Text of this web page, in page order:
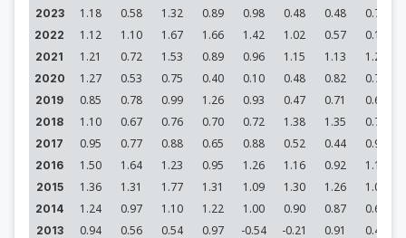
2023 1.18 0.58 1.32 0.89 0.98 0.48 0.48 0.70
2022 1.12 1.10 1.67 1.66 1.42 1.02 0.57 0.15
2021 1.21 0.72 1.53 0.89 0.96 1.15 1.13 1.26
2020 1.27 0.53 0.75 0.40 0.10 0.48 0.82 0.73
2019 0.85 0.78 0.99 1.26 0.93 0.47 0.71 0.69
2018 1.10 0.67 0.76 0.70 0.72 1.38 1.35 0.76
2017 0.95 0.77 0.88 0.65 0.88 0.52 0.44 0.99
2016 1.50 1.64 1.23 0.95 1.26 1.16 0.92 1.14
2015 1.36 1.31 1.77 1.31 1.09 1.30 1.26 1.00
2014 1.24 0.97 1.10 1.22 1.00 0.90 0.87 0.68
2013 0.94 0.56 0.54 0.97 -0.54 -0.21 0.91 0.46